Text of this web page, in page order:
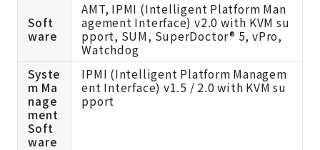
Soft
ware
AMT, IPMI (Intelligent Platform Man
agement Interface) v2.0 with KVM su
pport, SUM, SuperDoctor® 5, vPro,
Watchdog
Syste
m Ma
nage
ment
Soft
ware
IPMI (Intelligent Platform Managem
ent Interface) v1.5 / 2.0 with KVM su
pport